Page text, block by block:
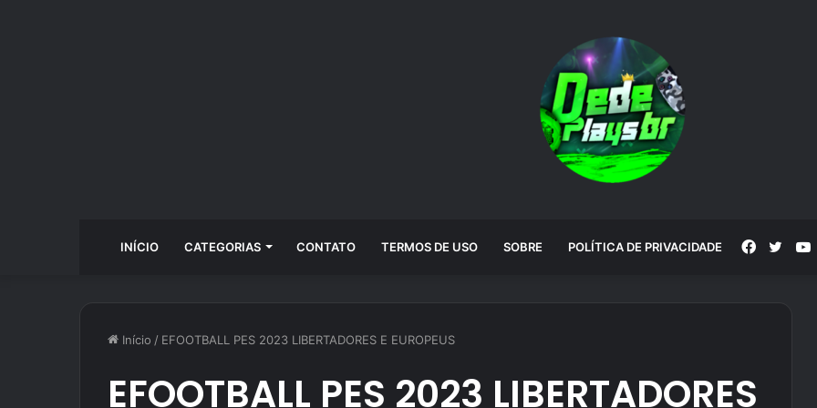
INÍCIO CATEGORIAS CONTATO TERMOS DE USO SOBRE POLÍTICA DE PRIVACIDADE Facebook
Início / EFOOTBALL PES 2023 LIBERTADORES E EUROPEUS
EFOOTBALL PES 2023 LIBERTADORES